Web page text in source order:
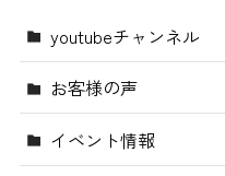
youtubeチャンネル
お客様の声
イベント情報